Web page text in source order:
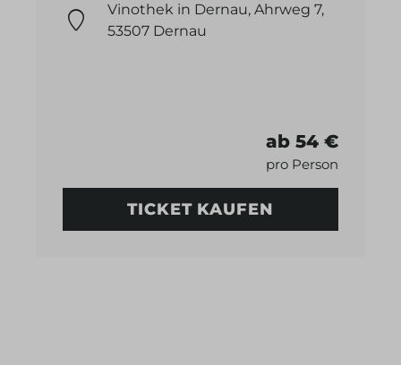
Vinothek in Dernau, Ahrweg 7,
53507 Dernau
ab 54 €
pro Person
TICKET KAUFEN